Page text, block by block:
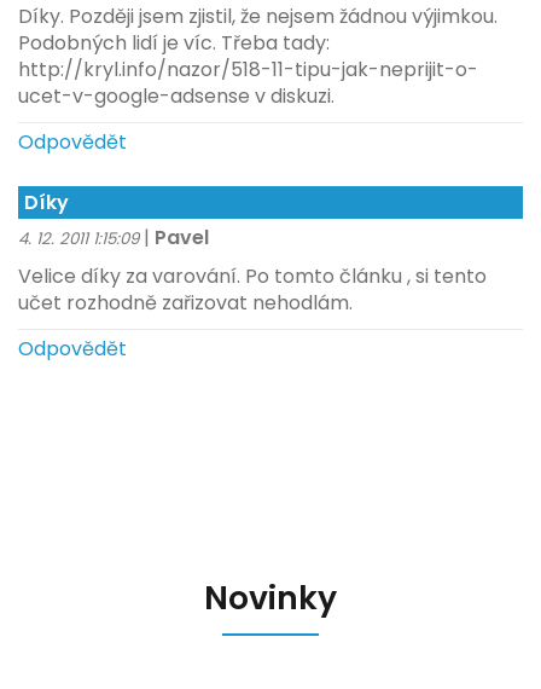
Díky. Později jsem zjistil, že nejsem žádnou výjimkou.
Podobných lidí je víc. Třeba tady:
http://kryl.info/nazor/518-11-tipu-jak-neprijit-o-
ucet-v-google-adsense v diskuzi.
Odpovědět
Díky
4. 12. 2011 1:15:09 | Pavel
Velice díky za varování. Po tomto článku , si tento
učet rozhodně zařizovat nehodlám.
Odpovědět
Novinky